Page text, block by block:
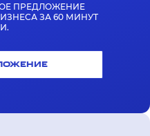
ПРЕДЛОЖЕНИЕ
ЗА 60 МИНУТ